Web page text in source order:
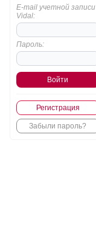
E-mail учетной записи
Vidal:
Пароль:
Регистрация
Забыли пароль?